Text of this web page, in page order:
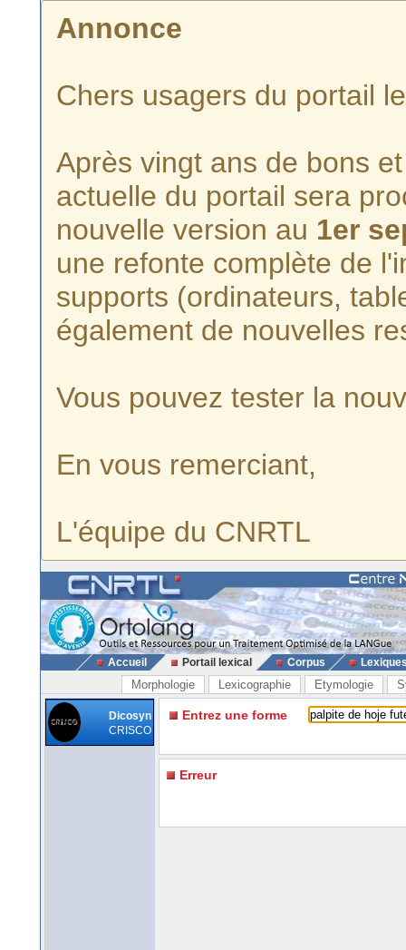
Annonce
Chers usagers du portail
Après vingt ans de bons
actuelle du portail sera
nouvelle version au 1er
une refonte complète de
supports (ordinateurs,
également de nouvelles
Vous pouvez tester la
En vous remerciant,
L'équipe du CNRTL
Accueil Portail lexical Corpus
Morphologie Lexicographie Etymologie
Dicosyn
CRISCO
Entrez une forme
Erreur